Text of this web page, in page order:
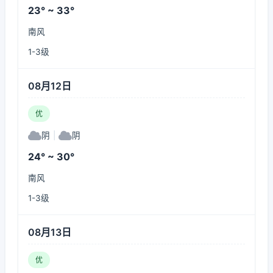
23° ~ 33°
南风
1-3级
08月12日
优
阴 阴
24° ~ 30°
南风
1-3级
08月13日
优